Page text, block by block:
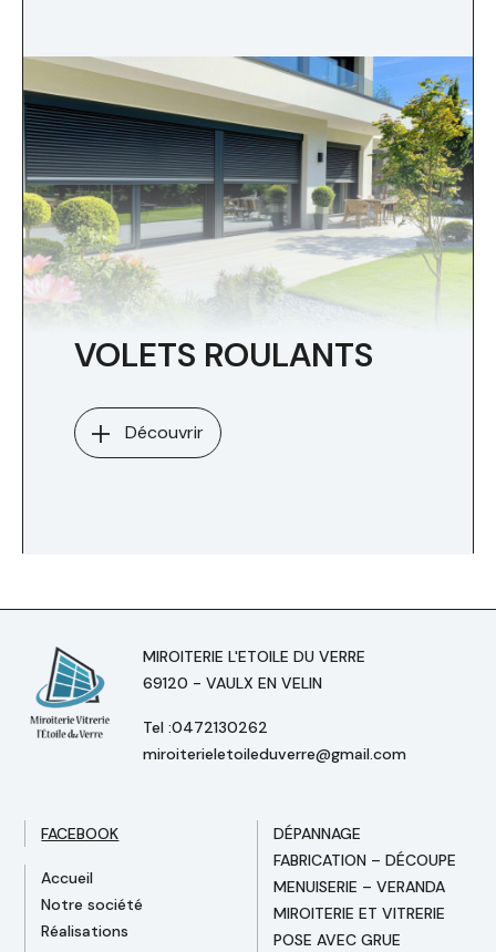
VOLETS ROULANTS
Découvrir
MIROITERIE L'ETOILE DU VERRE
69120 - VAULX EN VELIN
Tel :0472130262
miroiterieletoileduverre@gmail.com
FACEBOOK
Accueil
Notre société
Réalisations
DÉPANNAGE
FABRICATION – DÉCOUPE
MENUISERIE – VERANDA
MIROITERIE ET VITRERIE
POSE AVEC GRUE